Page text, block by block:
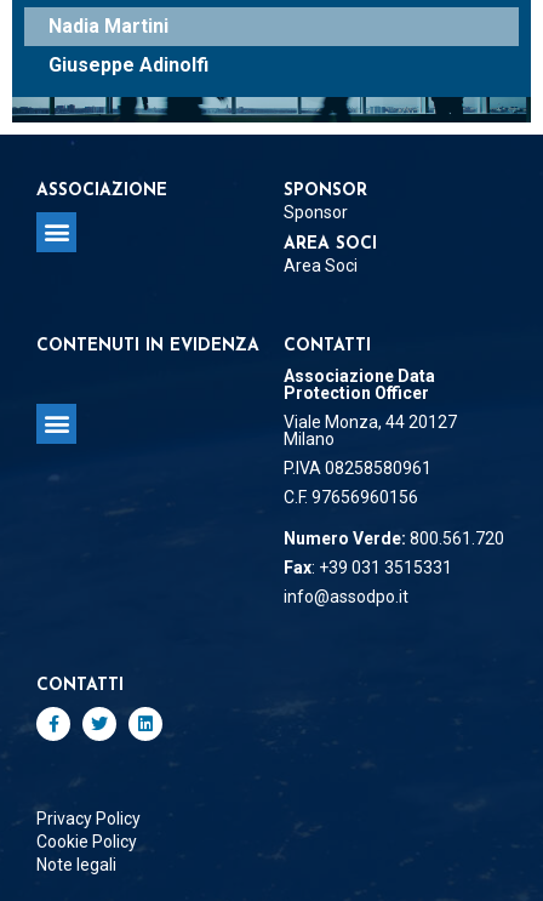
Nadia Martini
Giuseppe Adinolfi
ASSOCIAZIONE SPONSOR
Sponsor
AREA SOCI
Area Soci
CONTENUTI IN EVIDENZA CONTATTI
Associazione Data
Protection Officer
Viale Monza, 44 20127
Milano
P.IVA 08258580961
C.F. 97656960156
Numero Verde: 800.561.720
Fax: +39 031 3515331
info@assodpo.it
CONTATTI
Privacy Policy
Cookie Policy
Note legali